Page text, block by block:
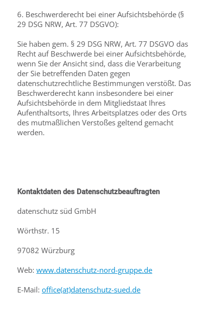
6. Beschwerderecht bei einer Aufsichtsbehörde (§
29 DSG NRW, Art. 77 DSGVO):
Sie haben gem. § 29 DSG NRW, Art. 77 DSGVO das
Recht auf Beschwerde bei einer Aufsichtsbehörde,
wenn Sie der Ansicht sind, dass die Verarbeitung
der Sie betreffenden Daten gegen
datenschutzrechtliche Bestimmungen verstößt. Das
Beschwerderecht kann insbesondere bei einer
Aufsichtsbehörde in dem Mitgliedstaat Ihres
Aufenthaltsorts, Ihres Arbeitsplatzes oder des Orts
des mutmaßlichen Verstoßes geltend gemacht
werden.
Kontaktdaten des Datenschutzbeauftragten
datenschutz süd GmbH
Wörthstr. 15
97082 Würzburg
Web: www.datenschutz-nord-gruppe.de
E-Mail: office(at)datenschutz-sued.de